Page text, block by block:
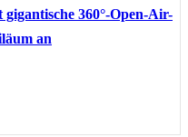
360°-Open-Air-
an